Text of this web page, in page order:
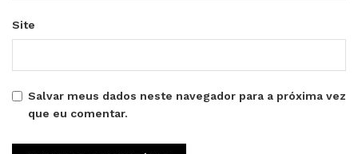
Site
Salvar meus dados neste navegador para a próxima vez
que eu comentar.